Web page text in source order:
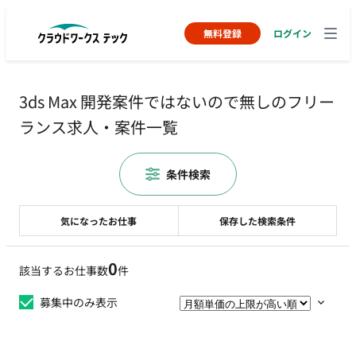
無料登録 ログイン
3ds Max 開発案件ではないので無しのフリー
ランス求人・案件一覧
該当するお仕事数0件
募集中のみ表示
気になったお仕事 保存した検索条件
条件検索